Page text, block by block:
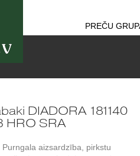
PREČU
DIADORA 181140
HRO SRA
aizsardzība, pirkstu